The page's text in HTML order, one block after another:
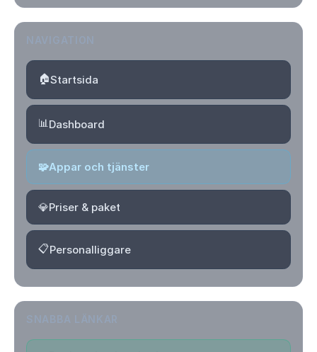
🏠Startsida
📊Dashboard
🧩Appar och tjänster
💎Priser & paket
📋Personalliggare